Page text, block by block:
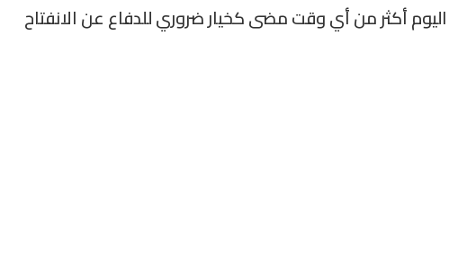
اليوم أكثر من أي وقت مضى كخيار ضروري للدفاع عن الانفتاح